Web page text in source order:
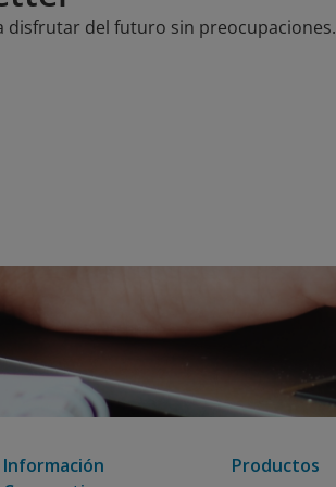
disfrutar del futuro sin preocupaciones.
Información
Productos